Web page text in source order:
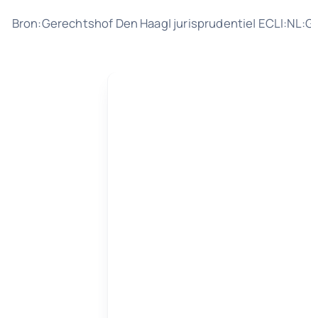
Bron:Gerechtshof Den Haag| jurisprudentie|